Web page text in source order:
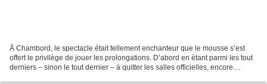
À Chambord, le spectacle était tellement enchanteur que le mousse s’est
offert le privilège de jouer les prolongations. D’abord en étant parmi les tout
derniers – sinon le tout dernier – à quitter les salles officielles, encore